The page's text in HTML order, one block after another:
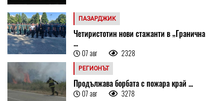
ПАЗАРДЖИК
Четиристотин нови стажанти в „Гранична
...
07 авг 2328
РЕГИОНЪТ
Продължава борбата с пожара край ...
07 авг 3278